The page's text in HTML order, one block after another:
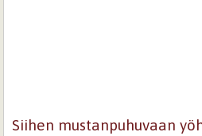
Siihen mustanpuhuvaan